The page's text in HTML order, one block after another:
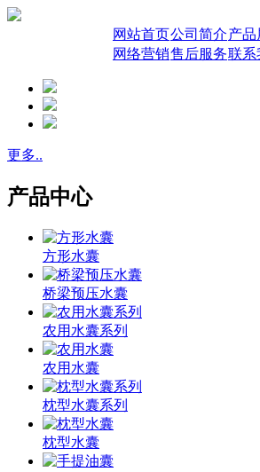
网站首页公司简介产品
网络营销售后服务联系
更多..
产品中心
方形水囊
桥梁预压水囊
农用水囊系列
农用水囊
枕型水囊系列
枕型水囊